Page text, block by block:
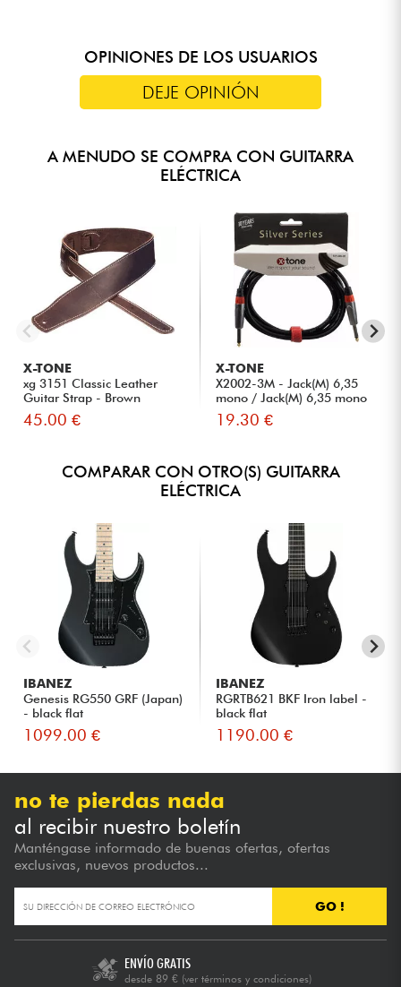
OPINIONES DE LOS USUARIOS
DEJE OPINIÓN
A MENUDO SE COMPRA CON GUITARRA
ELÉCTRICA
X-TONE
xg 3151 Classic Leather
Guitar Strap - Brown
45.00 €
X-TONE
X2002-3M - Jack(M) 6,35
mono / Jack(M) 6,35 mono
S...
19.30 €
COMPARAR CON OTRO(S) GUITARRA
ELÉCTRICA
IBANEZ
Genesis RG550 GRF (Japan)
- black flat
1099.00 €
IBANEZ
RGRTB621 BKF Iron label -
black flat
1190.00 €
no te pierdas nada
al recibir nuestro boletín
Manténgase informado de buenas ofertas, ofertas
exclusivas, nuevos productos...
GO !
ENVÍO GRATIS
desde 89 € (ver términos y condiciones)